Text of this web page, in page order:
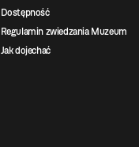
Dostępność
Regulamin zwiedzania Muzeum
Jak dojechać